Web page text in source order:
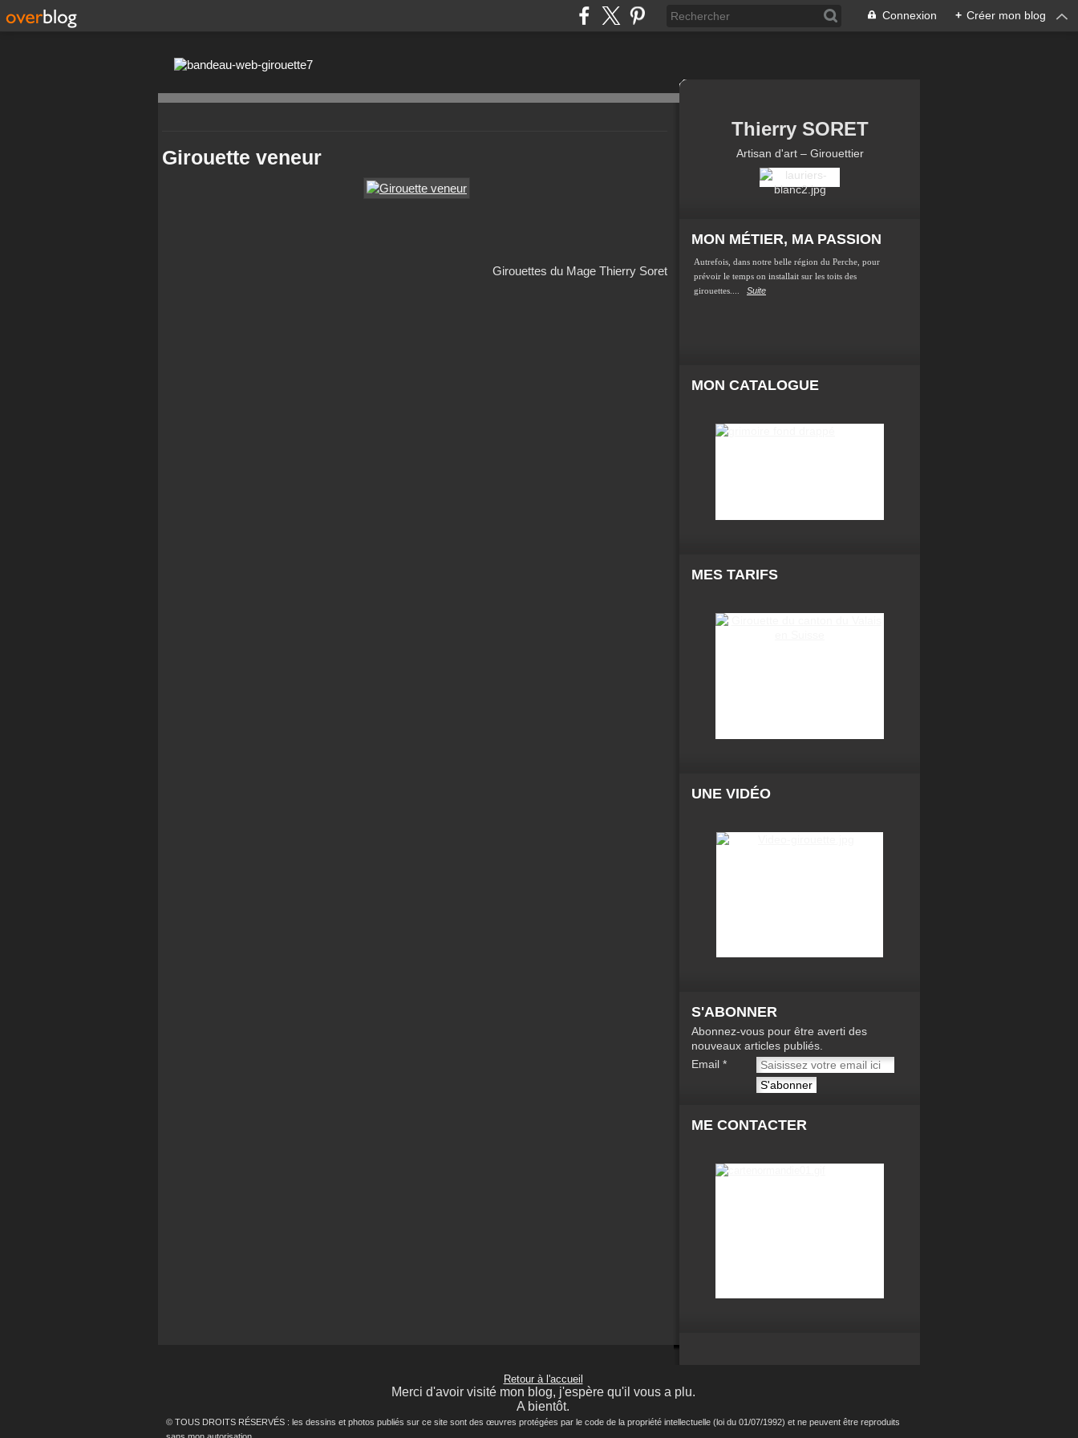
Connexion + Créer mon blog
Girouette veneur
Girouettes du Mage Thierry Soret
Thierry SORET
Artisan d'art – Girouettier
MON MÉTIER, MA PASSION
Autrefois, dans notre belle région du Perche, pour
prévoir le temps on installait sur les toits des
girouettes....
Suite
MON CATALOGUE
MES TARIFS
UNE VIDÉO
S'ABONNER
Abonnez-vous pour être averti des
nouveaux articles publiés.
Email
ME CONTACTER
Retour à l'accueil
Merci d'avoir visité mon blog, j'espère qu'il vous a plu.
A bientôt.
© TOUS DROITS RÉSERVÉS : les dessins et photos publiés sur ce site sont des œuvres protégées par le code de la propriété intellectuelle (loi du 01/07/1992) et ne peuvent être reproduits